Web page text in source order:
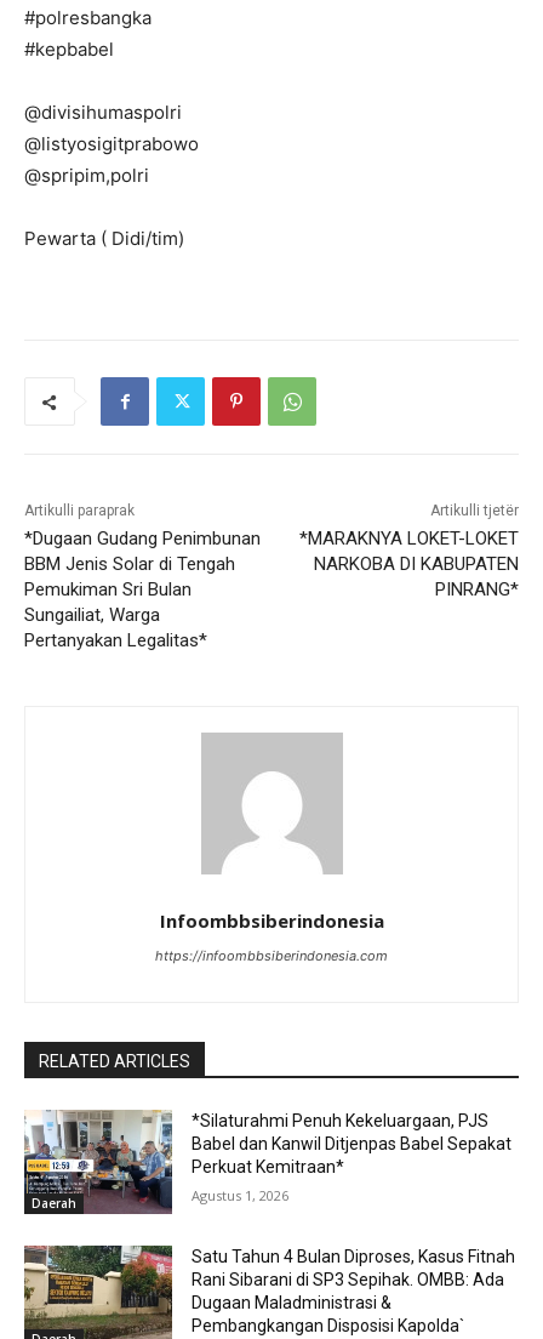
#polresbangka
#kepbabel
@divisihumaspolri
@listyosigitprabowo
@spripim,polri
Pewarta ( Didi/tim)
Artikulli paraprak
*Dugaan Gudang Penimbunan
BBM Jenis Solar di Tengah
Pemukiman Sri Bulan
Sungailiat, Warga
Pertanyakan Legalitas*
Artikulli tjetër
*MARAKNYA LOKET-LOKET
NARKOBA DI KABUPATEN
PINRANG*
Infoombbsiberindonesia
https://infoombbsiberindonesia.com
RELATED ARTICLES
Daerah
*Silaturahmi Penuh Kekeluargaan, PJS
Babel dan Kanwil Ditjenpas Babel Sepakat
Perkuat Kemitraan*
Agustus 1, 2026
Satu Tahun 4 Bulan Diproses, Kasus Fitnah
Rani Sibarani di SP3 Sepihak. OMBB: Ada
Dugaan Maladministrasi &
Pembangkangan Disposisi Kapolda`